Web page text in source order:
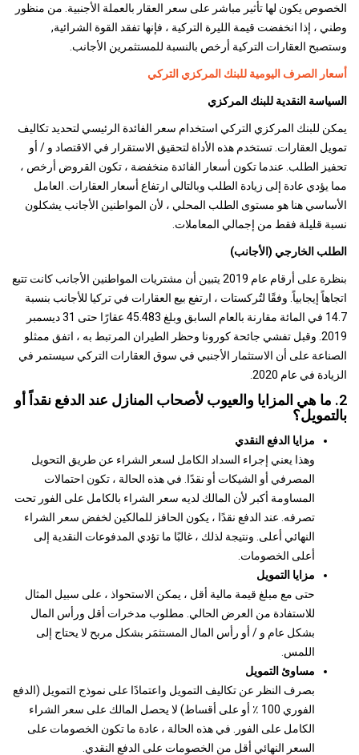
الخصوص يكون لها تأثير مباشر على سعر العقار بالعملة الأجنبية. من منظور
وطني ، إذا انخفضت قيمة الليرة التركية ، فإنها تفقد القوة الشرائية,
وستصبح العقارات التركية أرخص بالنسبة للمستثمرين الأجانب.
أسعار الصرف اليومية للبنك المركزي التركي
السياسة النقدية للبنك المركزي
يمكن للبنك المركزي التركي استخدام سعر الفائدة الرئيسي لتحديد تكاليف
تمويل العقارات. تستخدم هذه الأداة لتحقيق الاستقرار في الاقتصاد و / أو
تحفيز الطلب. عندما تكون أسعار الفائدة منخفضة ، تكون القروض أرخص ،
مما يؤدي عادة إلى زيادة الطلب وبالتالي ارتفاع أسعار العقارات. العامل
الأساسي هنا هو مستوى الطلب المحلي ، لأن المواطنين الأجانب يشكلون
نسبة قليلة فقط من إجمالي المعاملات.
الطلب الخارجي (الأجانب)
بنظرة على أرقام عام 2019 يتبين أن مشتريات المواطنين الأجانب كانت تتبع
اتجاهاً إيجابياً. وفقًا لتُركستات ، ارتفع بيع العقارات في تركيا للأجانب بنسبة
14.7 في المائة مقارنة بالعام السابق وبلغ 45.483 عقارًا حتى 31 ديسمبر
2019. وقبل تفشي جائحة كورونا وحظر الطيران المرتبط به ، اتفق ممثلو
الصناعة على أن الاستثمار الأجنبي في سوق العقارات التركي سيستمر في
الزيادة في عام 2020.
2. ما هي المزايا والعيوب لأصحاب المنازل عند الدفع نقداً أو
بالتمويل؟
مزايا الدفع النقدي
وهذا يعني إجراء السداد الكامل لسعر الشراء عن طريق التحويل
المصرفي أو الشيكات أو نقدًا. في هذه الحالة ، تكون احتمالات
المساومة أكبر لأن المالك لديه سعر الشراء بالكامل على الفور تحت
تصرفه. عند الدفع نقدًا ، يكون الحافز للمالكين لخفض سعر الشراء
النهائي أعلى. ونتيجة لذلك ، غالبًا ما تؤدي المدفوعات النقدية إلى
أعلى الخصومات.
مزايا التمويل
حتى مع مبلغ قيمة مالية أقل ، يمكن الاستحواذ ، على سبيل المثال
للاستفادة من العرض الحالي. مطلوب مدخرات أقل ورأس المال
بشكل عام و / أو رأس المال المستثمَر بشكل مربح لا يحتاج إلى
اللمس.
مساوئ التمويل
بصرف النظر عن تكاليف التمويل واعتمادًا على نموذج التمويل (الدفع
الفوري 100 ٪ أو على أقساط) لا يحصل المالك على سعر الشراء
الكامل على الفور. في هذه الحالة ، عادة ما تكون الخصومات على
السعر النهائي أقل من الخصومات على الدفع النقدي.